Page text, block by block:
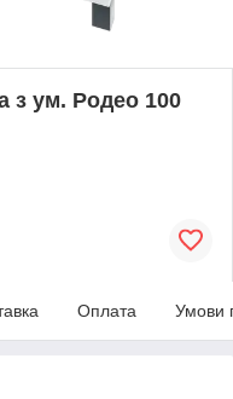
з ум. Родео 100
Оплата Умови